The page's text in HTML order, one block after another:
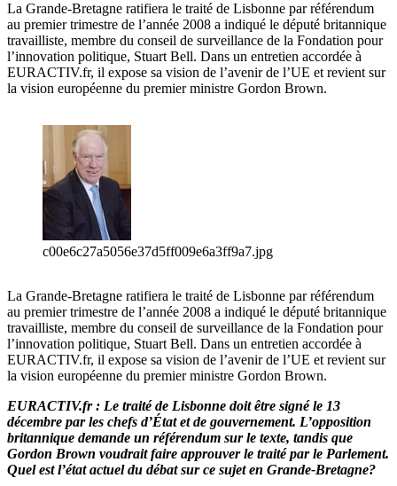
La Grande-Bretagne ratifiera le traité de Lisbonne par référendum
au premier trimestre de l’année 2008 a indiqué le député britannique
travailliste, membre du conseil de surveillance de la Fondation pour
l’innovation politique, Stuart Bell. Dans un entretien accordée à
EURACTIV.fr, il expose sa vision de l’avenir de l’UE et revient sur
la vision européenne du premier ministre Gordon Brown.
c00e6c27a5056e37d5ff009e6a3ff9a7.jpg
La Grande-Bretagne ratifiera le traité de Lisbonne par référendum
au premier trimestre de l’année 2008 a indiqué le député britannique
travailliste, membre du conseil de surveillance de la Fondation pour
l’innovation politique, Stuart Bell. Dans un entretien accordée à
EURACTIV.fr, il expose sa vision de l’avenir de l’UE et revient sur
la vision européenne du premier ministre Gordon Brown.
EURACTIV.fr : Le traité de Lisbonne doit être signé le 13
décembre par les chefs d’État et de gouvernement. L’opposition
britannique demande un référendum sur le texte, tandis que
Gordon Brown voudrait faire approuver le traité par le Parlement.
Quel est l’état actuel du débat sur ce sujet en Grande-Bretagne?